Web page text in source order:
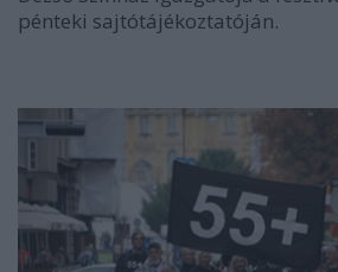
pénteki sajtótájékoztatóján.